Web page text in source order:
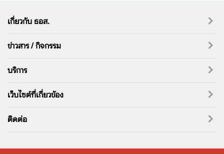
เกี่ยวกับ ธอส.
ข่าวสาร / กิจกรรม
บริการ
เว็บไซต์ที่เกี่ยวข้อง
ติดต่อ